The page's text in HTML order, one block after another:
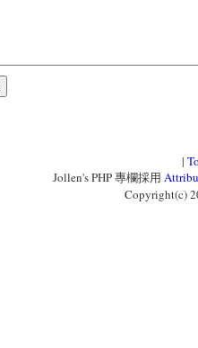
|
Jollen's PHP 專欄採用
Copyright(c)